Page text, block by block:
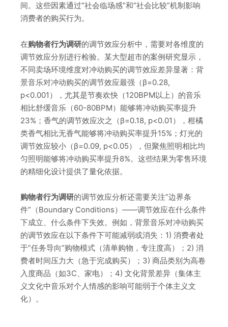
间。这些因素通过”社会临场感”和”社会比较”机制影响
消费者的购买行为。
在购物者行为调研的调节效应分析中，需要对各维度的
调节效应分别进行检验。某大型超市的案例研究显示，
不同卖场环境维度对冲动购买的调节效应差异显著：背
景音乐对冲动购买的调节效应最强（β=0.28,
p<0.001），尤其是节奏欢快（120BPM以上）的音乐
相比舒缓音乐（60-80BPM）能够将冲动购买率提升
23%；香气的调节效应次之（β=0.18, p<0.01），柑橘
类香气相比无香气能够将冲动购买率提升15%；灯光的
调节效应较小（β=0.09, p<0.05），但聚焦照明相比均
匀照明能够将冲动购买率提升8%。这些结果为零售环境
的精细化设计提供了量化依据。
购物者行为调研的调节效应分析还需要关注”边界条
件”（Boundary Conditions）——调节效应在什么条件
下成立、什么条件下失效。例如，背景音乐对冲动购买
的调节效应在以下条件下可能减弱或消失：1) 消费者处
于”任务导向”购物模式（清单购物，专注度高）；2) 消
费者时间压力大（急于完成购买）；3) 商品类别为高卷
入度商品（如3C、家电）；4) 文化背景差异（集体主
义文化中音乐对个人情感的影响可能弱于个体主义文
化）。